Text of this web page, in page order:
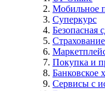
Мобильное
Суперкурс
Безопасная
Покупка и
Банковское
Сервисы с